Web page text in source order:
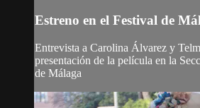
Estreno en el Festival de
Entrevista a Carolina Álvarez y
presentación de la película en la
de Málaga